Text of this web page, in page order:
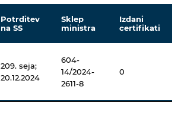
Potrditev
na SS
Sklep
ministra
Izdani
certifikati
209. seja;
20.12.2024
604-
14/2024-
2611-8
0